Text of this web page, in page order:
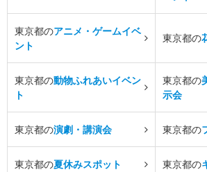
東京都のアニメ・ゲームイベ
ント
東京都の
東京都の動物ふれあいイベン
ト
東京都の
示会
東京都の演劇・講演会 東京都の
東京都の夏休みスポット 東京都の